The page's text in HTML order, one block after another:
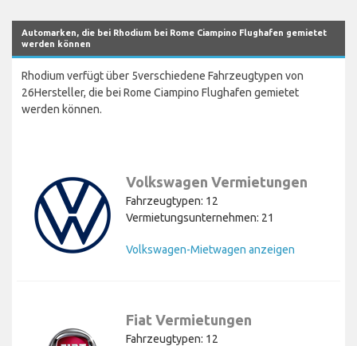
Automarken, die bei Rhodium bei Rome Ciampino Flughafen gemietet
werden können
Rhodium verfügt über 5verschiedene Fahrzeugtypen von
26Hersteller, die bei Rome Ciampino Flughafen gemietet
werden können.
Volkswagen Vermietungen
Fahrzeugtypen: 12
Vermietungsunternehmen: 21
Volkswagen-Mietwagen anzeigen
Fiat Vermietungen
Fahrzeugtypen: 12